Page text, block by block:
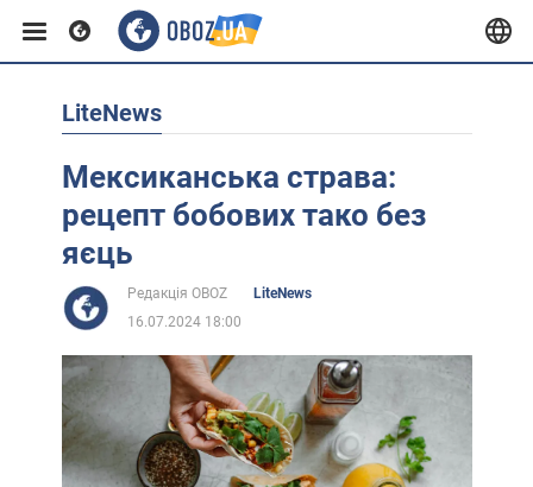
Європа
США
Африка
Життя
LiteNews
Мексиканська страва:
рецепт бобових тако без
яєць
Редакція OBOZ
LiteNews
16.07.2024 18:00